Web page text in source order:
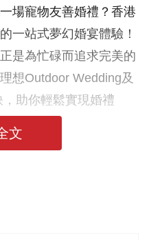
場寵物友善婚禮？香港
一站式夢幻婚宴體驗！
是為忙碌而追求完美的
想Outdoor Wedding及
助你輕鬆實現婚禮
文